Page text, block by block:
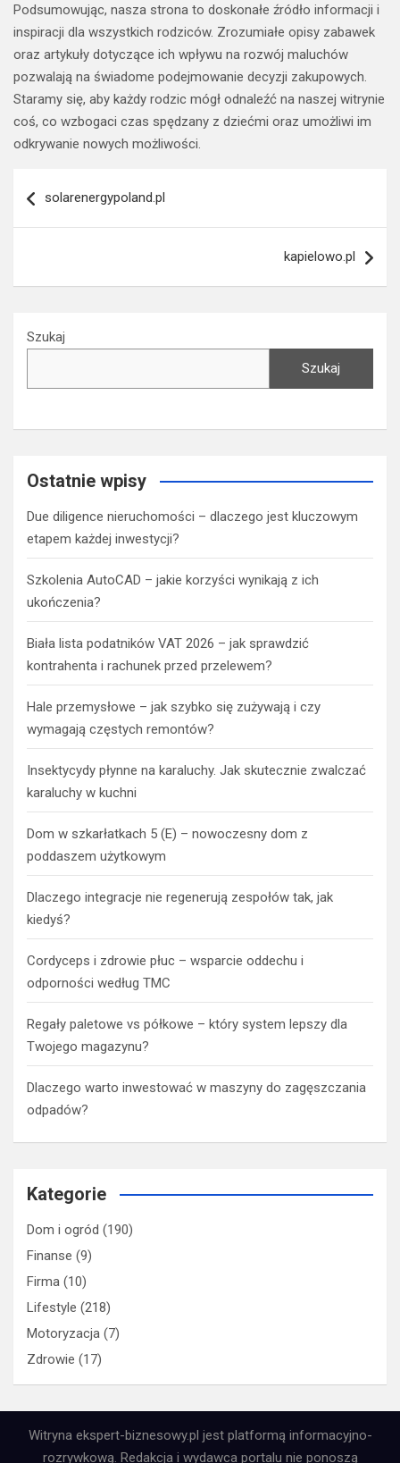
Podsumowując, nasza strona to doskonałe źródło informacji i
inspiracji dla wszystkich rodziców. Zrozumiałe opisy zabawek
oraz artykuły dotyczące ich wpływu na rozwój maluchów
pozwalają na świadome podejmowanie decyzji zakupowych.
Staramy się, aby każdy rodzic mógł odnaleźć na naszej witrynie
coś, co wzbogaci czas spędzany z dziećmi oraz umożliwi im
odkrywanie nowych możliwości.
wpisu
solarenergypoland.pl
kapielowo.pl
Szukaj
Szukaj
Ostatnie wpisy
Due diligence nieruchomości – dlaczego jest kluczowym
etapem każdej inwestycji?
Szkolenia AutoCAD – jakie korzyści wynikają z ich
ukończenia?
Biała lista podatników VAT 2026 – jak sprawdzić
kontrahenta i rachunek przed przelewem?
Hale przemysłowe – jak szybko się zużywają i czy
wymagają częstych remontów?
Insektycydy płynne na karaluchy. Jak skutecznie zwalczać
karaluchy w kuchni
Dom w szkarłatkach 5 (E) – nowoczesny dom z
poddaszem użytkowym
Dlaczego integracje nie regenerują zespołów tak, jak
kiedyś?
Cordyceps i zdrowie płuc – wsparcie oddechu i
odporności według TMC
Regały paletowe vs półkowe – który system lepszy dla
Twojego magazynu?
Dlaczego warto inwestować w maszyny do zagęszczania
odpadów?
Kategorie
Dom i ogród (190)
Finanse (9)
Firma (10)
Lifestyle (218)
Motoryzacja (7)
Zdrowie (17)
Witryna ekspert-biznesowy.pl jest platformą informacyjno-
rozrywkową. Redakcja i wydawca portalu nie ponoszą